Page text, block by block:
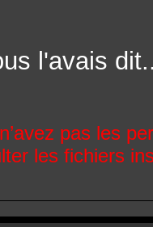
l'avais
pas les
les fichiers